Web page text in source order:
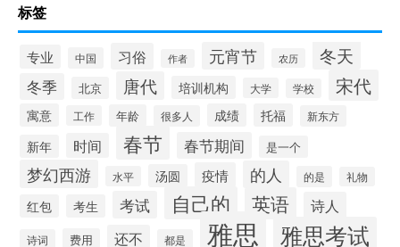
标签
专业 中国 习俗 作者 元宵节 农历 冬天
冬季 北京 唐代 培训机构 大学 学校 宋代
寓意 工作 年龄 很多人 成绩 托福 新东方
新年 时间 春节 春节期间 是一个
梦幻西游 水平 汤圆 疫情 的人 的是 礼物
红包 考生 考试 自己的 英语 诗人
诗词 费用 还不 都是 雅思 雅思考试